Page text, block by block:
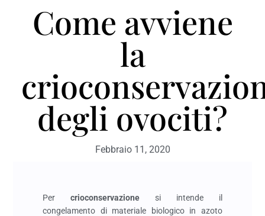
Come avviene
la
degli ovociti?
Febbraio 11, 2020
Percrioconservazione si intende il
congelamento di materiale biologico in azoto